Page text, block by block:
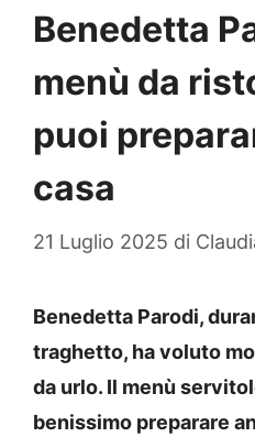
Benedetta
menù da
puoi
casa
21 Luglio 2025 di
Benedetta Parodi,
traghetto, ha voluto
da urlo. Il menù
benissimo preparare